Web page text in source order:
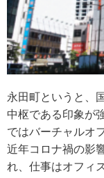
永田町というと、
中枢である印象が
ではバーチャルオ
近年コロナ禍の影
れ、仕事はオフィ